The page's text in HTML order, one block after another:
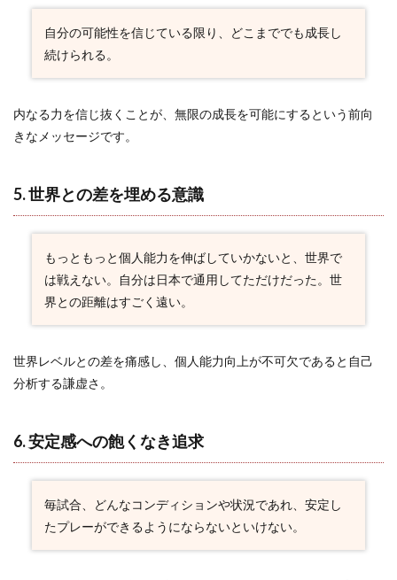
8. 壁
を越
ため
然
9. 結
果を
導く
勝利
への
執念
2.10
道な努
晶
2.11
胸に、
2.12
12. 責
任を背
負う覚
自分の可能性を信じている限り、どこまででも成長し
続けられる。
内なる力を信じ抜くことが、無限の成長を可能にするという前向
きなメッセージです。
5. 世界との差を埋める意識
もっともっと個人能力を伸ばしていかないと、世界で
は戦えない。自分は日本で通用してただけだった。世
界との距離はすごく遠い。
世界レベルとの差を痛感し、個人能力向上が不可欠であると自己
分析する謙虚さ。
6. 安定感への飽くなき追求
毎試合、どんなコンディションや状況であれ、安定し
たプレーができるようにならないといけない。